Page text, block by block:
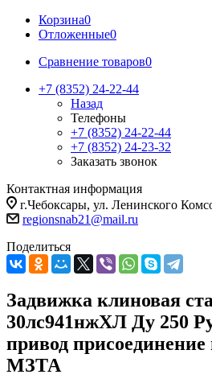
Корзина0
Отложенные0
Сравнение товаров0
+7 (8352) 24-22-44
Назад
Телефоны
+7 (8352) 24-22-44
+7 (8352) 24-23-32
Заказать звонок
Контактная информация
г.Чебоксары, ул. Ленинского
regionsnab21@mail.ru
Поделиться
Задвижка клиновая
30лс941нжХЛ Ду 250
привод
МЗТА